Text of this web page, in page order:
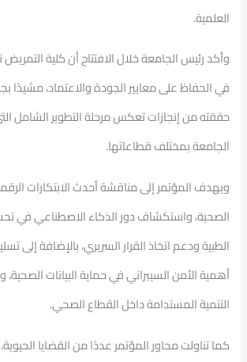
العلمية.
وأكد رئيس الجامعة خلال الافتتاح أن كلية
في الحفاظ على معايير الجودة والاعتماد، مشيدًا
حققته من إنجازات تعكس مرحلة التطوير الشامل
الجامعة بمختلف قطاعاتها.
ويهدف المؤتمر إلى مناقشة أحدث الابتكارات
الصحية، واستكشاف دور الذكاء الاصطناعي في
الطبية ودعم اتخاذ القرار السريري، بالإضافة إلى
أهمية الأمن السيبراني في حماية البيانات الصحية،
التنمية المستدامة داخل القطاع الصحي.
كما تناولت محاور المؤتمر عددًا من القضايا